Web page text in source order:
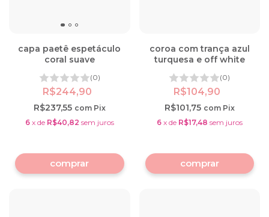
capa paetê espetáculo
coral suave
(0)
R$244,90
R$237,55 com Pix
6 x de R$40,82 sem juros
coroa com trança azul
turquesa e off white
(0)
R$104,90
R$101,75 com Pix
6 x de R$17,48 sem juros